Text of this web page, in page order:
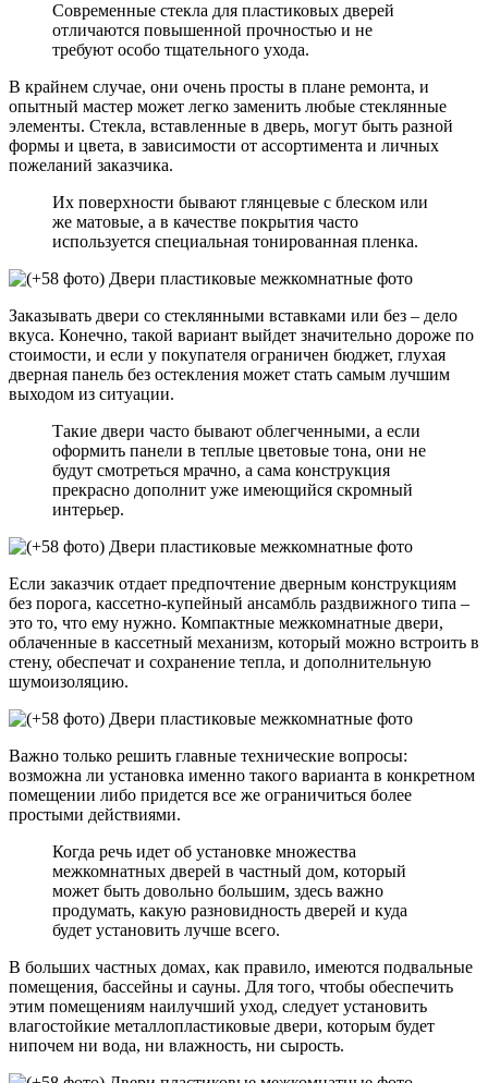
Современные стекла для пластиковых дверей
отличаются повышенной прочностью и не
требуют особо тщательного ухода.
В крайнем случае, они очень просты в плане ремонта, и
опытный мастер может легко заменить любые стеклянные
элементы. Стекла, вставленные в дверь, могут быть разной
формы и цвета, в зависимости от ассортимента и личных
пожеланий заказчика.
Их поверхности бывают глянцевые с блеском или
же матовые, а в качестве покрытия часто
используется специальная тонированная пленка.
Заказывать двери со стеклянными вставками или без – дело
вкуса. Конечно, такой вариант выйдет значительно дороже по
стоимости, и если у покупателя ограничен бюджет, глухая
дверная панель без остекления может стать самым лучшим
выходом из ситуации.
Такие двери часто бывают облегченными, а если
оформить панели в теплые цветовые тона, они не
будут смотреться мрачно, а сама конструкция
прекрасно дополнит уже имеющийся скромный
интерьер.
Если заказчик отдает предпочтение дверным конструкциям
без порога, кассетно-купейный ансамбль раздвижного типа –
это то, что ему нужно. Компактные межкомнатные двери,
облаченные в кассетный механизм, который можно встроить в
стену, обеспечат и сохранение тепла, и дополнительную
шумоизоляцию.
Важно только решить главные технические вопросы:
возможна ли установка именно такого варианта в конкретном
помещении либо придется все же ограничиться более
простыми действиями.
Когда речь идет об установке множества
межкомнатных дверей в частный дом, который
может быть довольно большим, здесь важно
продумать, какую разновидность дверей и куда
будет установить лучше всего.
В больших частных домах, как правило, имеются подвальные
помещения, бассейны и сауны. Для того, чтобы обеспечить
этим помещениям наилучший уход, следует установить
влагостойкие металлопластиковые двери, которым будет
нипочем ни вода, ни влажность, ни сырость.